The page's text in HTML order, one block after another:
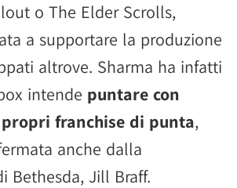
o The Elder Scrolls,
a supportare la produzione
altrove. Sharma ha infatti
intende puntare con
franchise di punta,
anche dalla
Bethesda, Jill Braff.